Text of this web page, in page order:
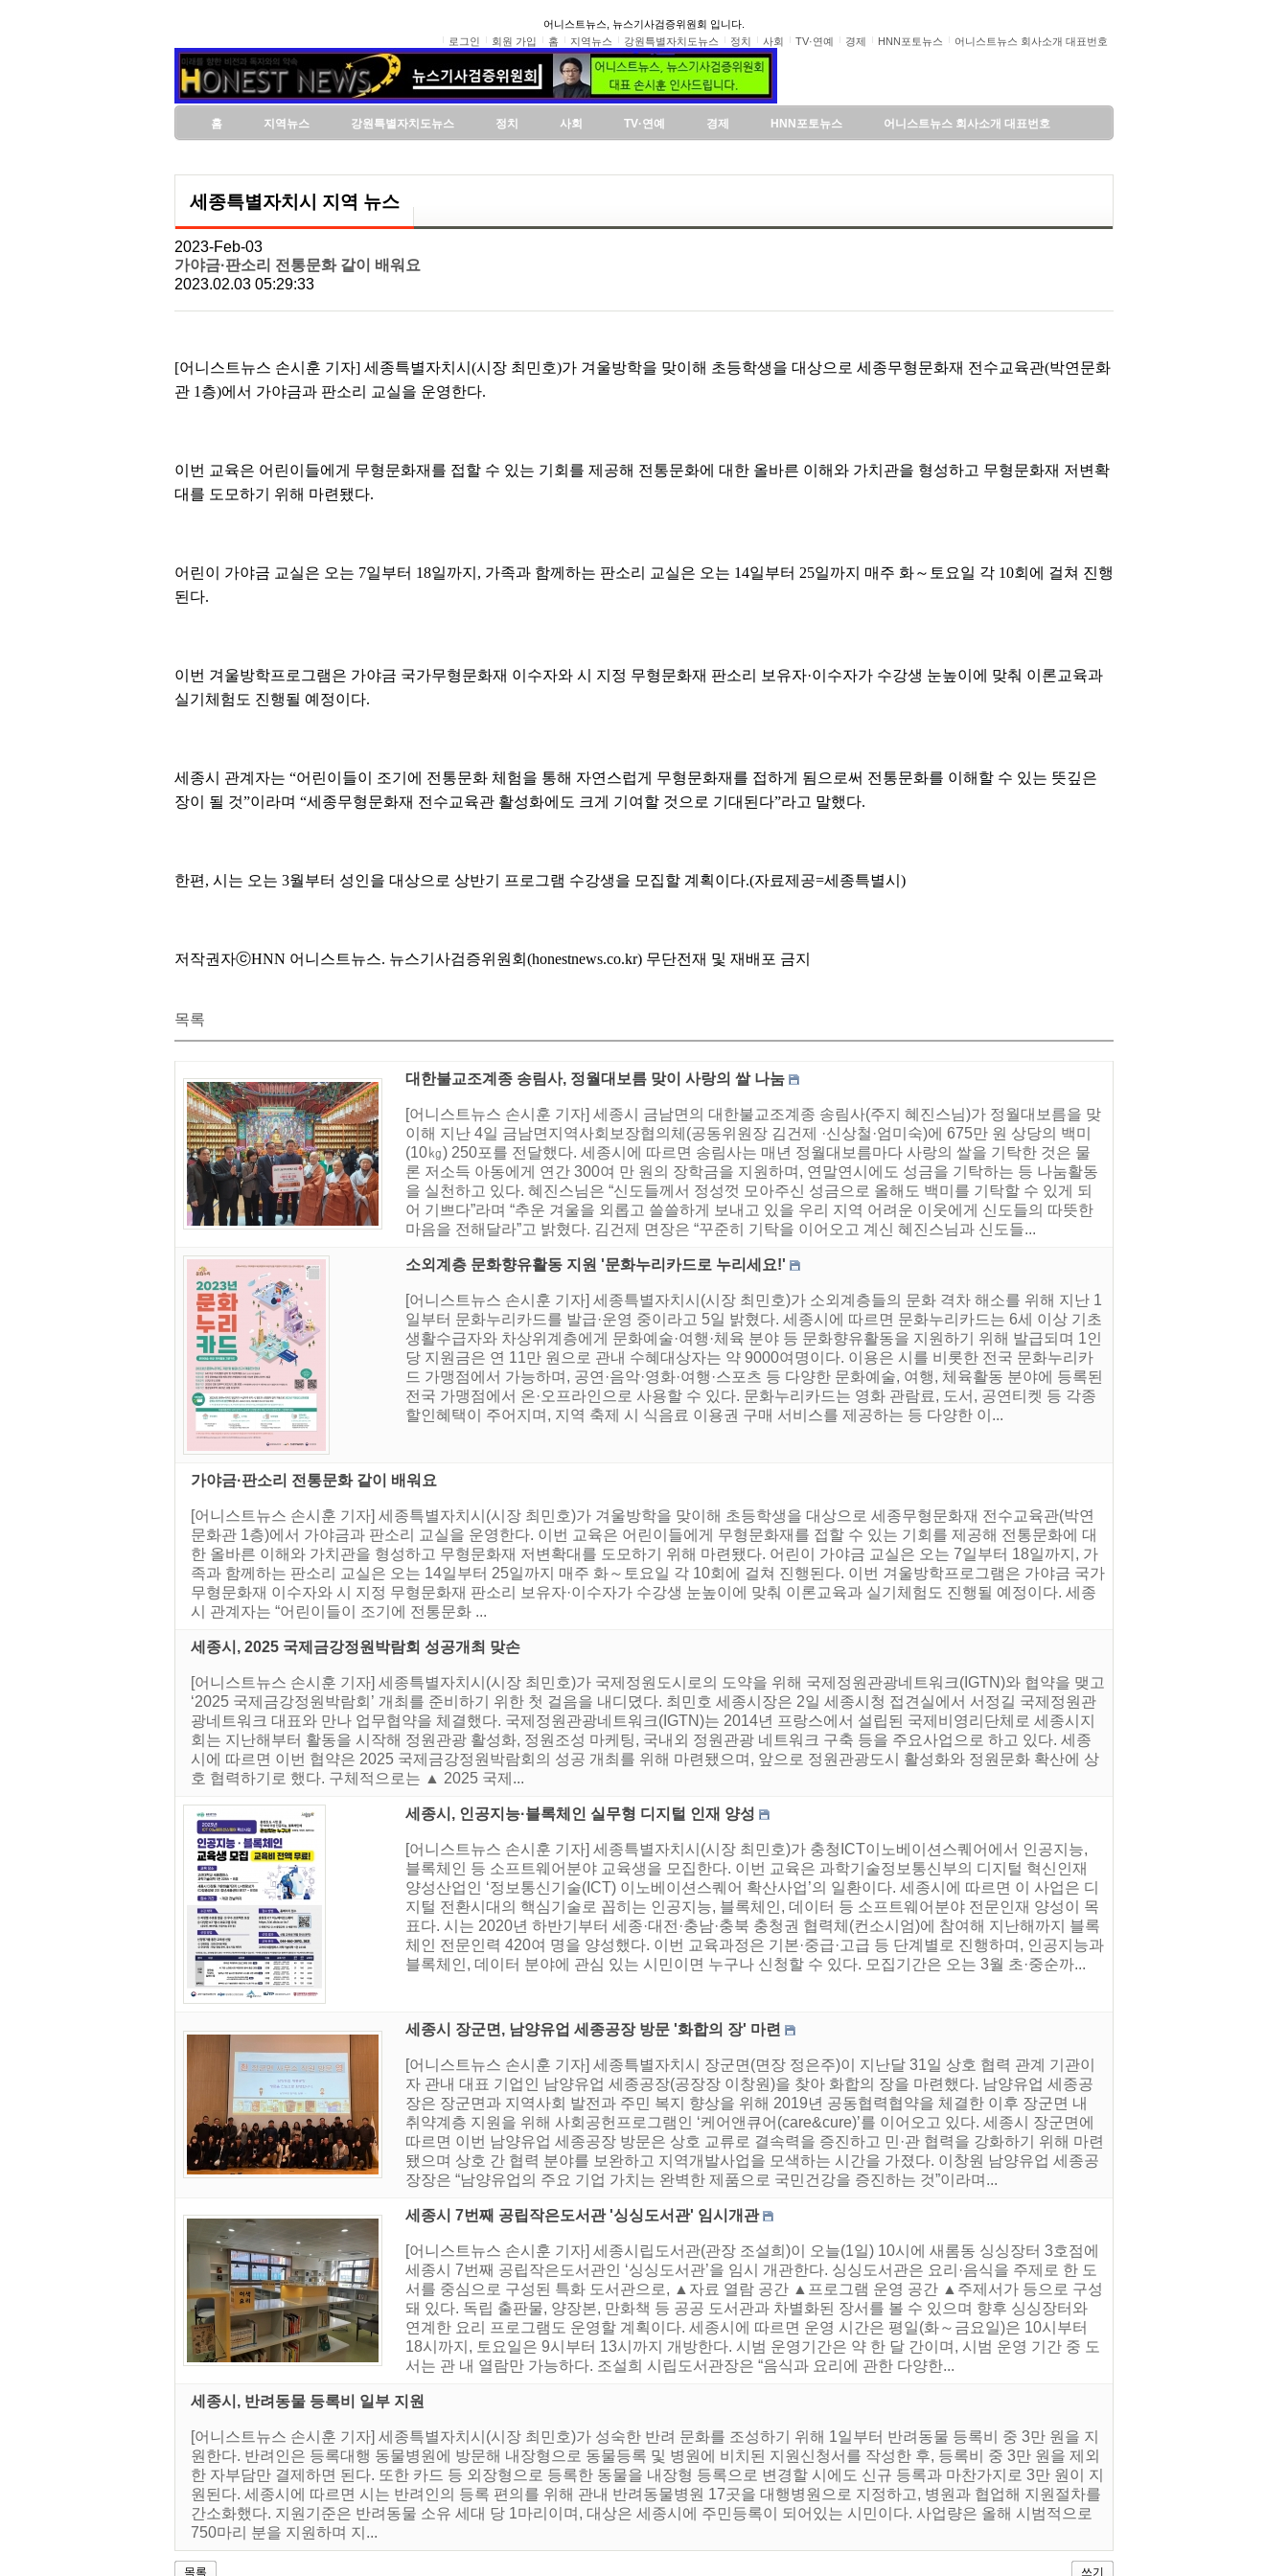
어니스트뉴스, 뉴스기사검증위원회 입니다.
로그인
회원 가입 홈 지역뉴스 강원특별자치도뉴스 정치 사회 TV·연예 경제 HNN포토뉴스 어니스트뉴스 회사소개 대표번호
홈 지역뉴스 강원특별자치도뉴스 정치 사회 TV·연예 경제 HNN포토뉴스 어니스트뉴스 회사소개 대표번호
세종특별자치시 지역 뉴스
2023-Feb-03
가야금·판소리 전통문화 같이 배워요
2023.02.03 05:29:33
[어니스트뉴스 손시훈 기자] 세종특별자치시(시장 최민호)가 겨울방학을 맞이해 초등학생을 대상으로 세종무형문화재 전수교육관(박연문화
관 1층)에서 가야금과 판소리 교실을 운영한다.
이번 교육은 어린이들에게 무형문화재를 접할 수 있는 기회를 제공해 전통문화에 대한 올바른 이해와 가치관을 형성하고 무형문화재 저변확
대를 도모하기 위해 마련됐다.
어린이 가야금 교실은 오는 7일부터 18일까지, 가족과 함께하는 판소리 교실은 오는 14일부터 25일까지 매주 화～토요일 각 10회에 걸쳐 진행
된다.
이번 겨울방학프로그램은 가야금 국가무형문화재 이수자와 시 지정 무형문화재 판소리 보유자·이수자가 수강생 눈높이에 맞춰 이론교육과
실기체험도 진행될 예정이다.
세종시 관계자는 “어린이들이 조기에 전통문화 체험을 통해 자연스럽게 무형문화재를 접하게 됨으로써 전통문화를 이해할 수 있는 뜻깊은
장이 될 것”이라며 “세종무형문화재 전수교육관 활성화에도 크게 기여할 것으로 기대된다”라고 말했다.
한편, 시는 오는 3월부터 성인을 대상으로 상반기 프로그램 수강생을 모집할 계획이다.(자료제공=세종특별시)
저작권자ⓒHNN 어니스트뉴스. 뉴스기사검증위원회(honestnews.co.kr) 무단전재 및 재배포 금지
목록
대한불교조계종 송림사, 정월대보름 맞이 사랑의 쌀 나눔
[어니스트뉴스 손시훈 기자] 세종시 금남면의 대한불교조계종 송림사(주지 혜진스님)가 정월대보름을 맞
이해 지난 4일 금남면지역사회보장협의체(공동위원장 김건제 ·신상철·엄미숙)에 675만 원 상당의 백미
(10㎏) 250포를 전달했다. 세종시에 따르면 송림사는 매년 정월대보름마다 사랑의 쌀을 기탁한 것은 물
론 저소득 아동에게 연간 300여 만 원의 장학금을 지원하며, 연말연시에도 성금을 기탁하는 등 나눔활동
을 실천하고 있다. 혜진스님은 “신도들께서 정성껏 모아주신 성금으로 올해도 백미를 기탁할 수 있게 되
어 기쁘다”라며 “추운 겨울을 외롭고 쓸쓸하게 보내고 있을 우리 지역 어려운 이웃에게 신도들의 따뜻한
마음을 전해달라”고 밝혔다. 김건제 면장은 “꾸준히 기탁을 이어오고 계신 혜진스님과 신도들...
소외계층 문화향유활동 지원 '문화누리카드로 누리세요!'
[어니스트뉴스 손시훈 기자] 세종특별자치시(시장 최민호)가 소외계층들의 문화 격차 해소를 위해 지난 1
일부터 문화누리카드를 발급·운영 중이라고 5일 밝혔다. 세종시에 따르면 문화누리카드는 6세 이상 기초
생활수급자와 차상위계층에게 문화예술·여행·체육 분야 등 문화향유활동을 지원하기 위해 발급되며 1인
당 지원금은 연 11만 원으로 관내 수혜대상자는 약 9000여명이다. 이용은 시를 비롯한 전국 문화누리카
드 가맹점에서 가능하며, 공연·음악·영화·여행·스포츠 등 다양한 문화예술, 여행, 체육활동 분야에 등록된
전국 가맹점에서 온·오프라인으로 사용할 수 있다. 문화누리카드는 영화 관람료, 도서, 공연티켓 등 각종
할인혜택이 주어지며, 지역 축제 시 식음료 이용권 구매 서비스를 제공하는 등 다양한 이...
가야금·판소리 전통문화 같이 배워요
[어니스트뉴스 손시훈 기자] 세종특별자치시(시장 최민호)가 겨울방학을 맞이해 초등학생을 대상으로 세종무형문화재 전수교육관(박연
문화관 1층)에서 가야금과 판소리 교실을 운영한다. 이번 교육은 어린이들에게 무형문화재를 접할 수 있는 기회를 제공해 전통문화에 대
한 올바른 이해와 가치관을 형성하고 무형문화재 저변확대를 도모하기 위해 마련됐다. 어린이 가야금 교실은 오는 7일부터 18일까지, 가
족과 함께하는 판소리 교실은 오는 14일부터 25일까지 매주 화～토요일 각 10회에 걸쳐 진행된다. 이번 겨울방학프로그램은 가야금 국가
무형문화재 이수자와 시 지정 무형문화재 판소리 보유자·이수자가 수강생 눈높이에 맞춰 이론교육과 실기체험도 진행될 예정이다. 세종
시 관계자는 “어린이들이 조기에 전통문화 ...
세종시, 2025 국제금강정원박람회 성공개최 맞손
[어니스트뉴스 손시훈 기자] 세종특별자치시(시장 최민호)가 국제정원도시로의 도약을 위해 국제정원관광네트워크(IGTN)와 협약을 맺고
‘2025 국제금강정원박람회’ 개최를 준비하기 위한 첫 걸음을 내디뎠다. 최민호 세종시장은 2일 세종시청 접견실에서 서정길 국제정원관
광네트워크 대표와 만나 업무협약을 체결했다. 국제정원관광네트워크(IGTN)는 2014년 프랑스에서 설립된 국제비영리단체로 세종시지
회는 지난해부터 활동을 시작해 정원관광 활성화, 정원조성 마케팅, 국내외 정원관광 네트워크 구축 등을 주요사업으로 하고 있다. 세종
시에 따르면 이번 협약은 2025 국제금강정원박람회의 성공 개최를 위해 마련됐으며, 앞으로 정원관광도시 활성화와 정원문화 확산에 상
호 협력하기로 했다. 구체적으로는 ▲ 2025 국제...
세종시, 인공지능·블록체인 실무형 디지털 인재 양성
[어니스트뉴스 손시훈 기자] 세종특별자치시(시장 최민호)가 충청ICT이노베이션스퀘어에서 인공지능,
블록체인 등 소프트웨어분야 교육생을 모집한다. 이번 교육은 과학기술정보통신부의 디지털 혁신인재
양성산업인 ‘정보통신기술(ICT) 이노베이션스퀘어 확산사업’의 일환이다. 세종시에 따르면 이 사업은 디
지털 전환시대의 핵심기술로 꼽히는 인공지능, 블록체인, 데이터 등 소프트웨어분야 전문인재 양성이 목
표다. 시는 2020년 하반기부터 세종·대전·충남·충북 충청권 협력체(컨소시엄)에 참여해 지난해까지 블록
체인 전문인력 420여 명을 양성했다. 이번 교육과정은 기본·중급·고급 등 단계별로 진행하며, 인공지능과
블록체인, 데이터 분야에 관심 있는 시민이면 누구나 신청할 수 있다. 모집기간은 오는 3월 초·중순까...
세종시 장군면, 남양유업 세종공장 방문 '화합의 장' 마련
[어니스트뉴스 손시훈 기자] 세종특별자치시 장군면(면장 정은주)이 지난달 31일 상호 협력 관계 기관이
자 관내 대표 기업인 남양유업 세종공장(공장장 이창원)을 찾아 화합의 장을 마련했다. 남양유업 세종공
장은 장군면과 지역사회 발전과 주민 복지 향상을 위해 2019년 공동협력협약을 체결한 이후 장군면 내
취약계층 지원을 위해 사회공헌프로그램인 ‘케어앤큐어(care&cure)’를 이어오고 있다. 세종시 장군면에
따르면 이번 남양유업 세종공장 방문은 상호 교류로 결속력을 증진하고 민·관 협력을 강화하기 위해 마련
됐으며 상호 간 협력 분야를 보완하고 지역개발사업을 모색하는 시간을 가졌다. 이창원 남양유업 세종공
장장은 “남양유업의 주요 기업 가치는 완벽한 제품으로 국민건강을 증진하는 것”이라며...
세종시 7번째 공립작은도서관 '싱싱도서관' 임시개관
[어니스트뉴스 손시훈 기자] 세종시립도서관(관장 조설희)이 오늘(1일) 10시에 새롬동 싱싱장터 3호점에
세종시 7번째 공립작은도서관인 ‘싱싱도서관’을 임시 개관한다. 싱싱도서관은 요리·음식을 주제로 한 도
서를 중심으로 구성된 특화 도서관으로, ▲자료 열람 공간 ▲프로그램 운영 공간 ▲주제서가 등으로 구성
돼 있다. 독립 출판물, 양장본, 만화책 등 공공 도서관과 차별화된 장서를 볼 수 있으며 향후 싱싱장터와
연계한 요리 프로그램도 운영할 계획이다. 세종시에 따르면 운영 시간은 평일(화～금요일)은 10시부터
18시까지, 토요일은 9시부터 13시까지 개방한다. 시범 운영기간은 약 한 달 간이며, 시범 운영 기간 중 도
서는 관 내 열람만 가능하다. 조설희 시립도서관장은 “음식과 요리에 관한 다양한...
세종시, 반려동물 등록비 일부 지원
[어니스트뉴스 손시훈 기자] 세종특별자치시(시장 최민호)가 성숙한 반려 문화를 조성하기 위해 1일부터 반려동물 등록비 중 3만 원을 지
원한다. 반려인은 등록대행 동물병원에 방문해 내장형으로 동물등록 및 병원에 비치된 지원신청서를 작성한 후, 등록비 중 3만 원을 제외
한 자부담만 결제하면 된다. 또한 카드 등 외장형으로 등록한 동물을 내장형 등록으로 변경할 시에도 신규 등록과 마찬가지로 3만 원이 지
원된다. 세종시에 따르면 시는 반려인의 등록 편의를 위해 관내 반려동물병원 17곳을 대행병원으로 지정하고, 병원과 협업해 지원절차를
간소화했다. 지원기준은 반려동물 소유 세대 당 1마리이며, 대상은 세종시에 주민등록이 되어있는 시민이다. 사업량은 올해 시범적으로
750마리 분을 지원하며 지...
목록 쓰기